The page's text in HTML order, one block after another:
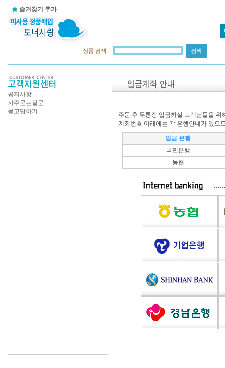
즐겨찾기 추가
상품 검색
공지사항
자주묻는질문
묻고답하기
주문 후 무통장 입금하실 고객님들을
계좌번호 아래에는 각 은행안내가 있으
입금 은행
국민은행
농협